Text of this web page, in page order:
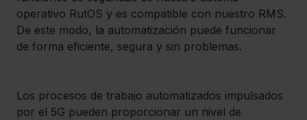
operativo RutOS y es compatible con nuestro RMS.
De este modo, la automatización puede funcionar
de forma eficiente, segura y sin problemas.
Los procesos de trabajo automatizados impulsados
por el 5G pueden proporcionar un nivel de